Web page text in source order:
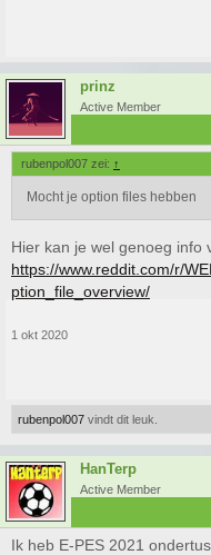
prinz
Active Member
rubenpol007 zei: ↑
Mocht je option files hebben
Hier kan je wel genoeg info
https://www.reddit.com/r/
ption_file_overview/
1 okt 2020
rubenpol007 vindt dit leuk.
HanTerp
Active Member
Ik heb E-PES 2021